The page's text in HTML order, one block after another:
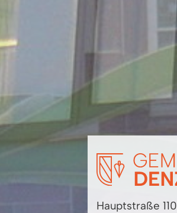
Hauptstraße 110